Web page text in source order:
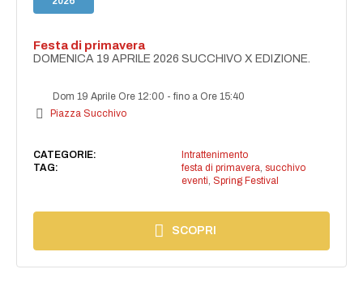
Festa di primavera
DOMENICA 19 APRILE 2026 SUCCHIVO X EDIZIONE.
Dom 19 Aprile Ore 12:00 -fino a Ore 15:40
Piazza Succhivo
CATEGORIE:
Intrattenimento
TAG:
festa di primavera, succhivo
eventi, Spring Festival
SCOPRI